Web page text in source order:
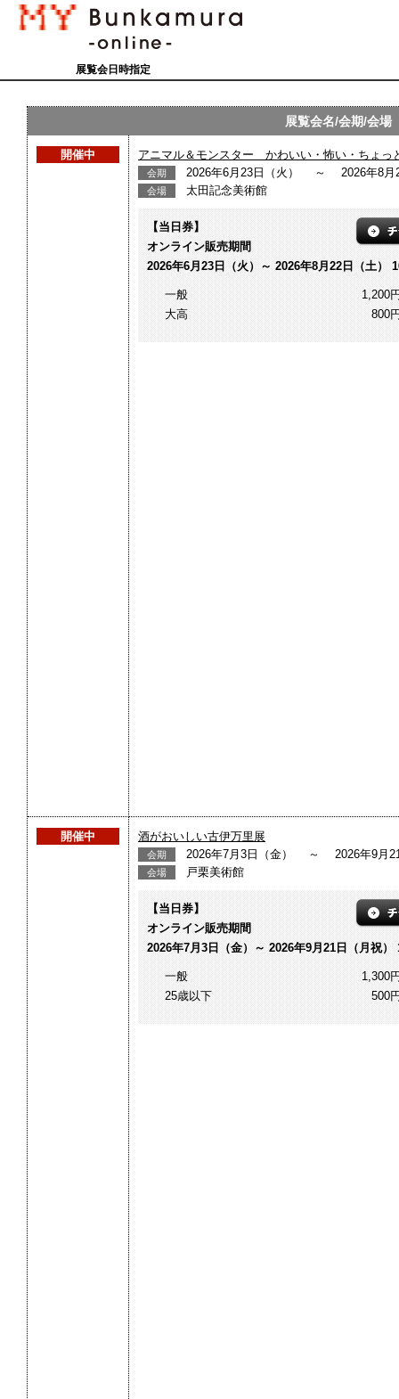
展覧会日時指定
展覧会名/会期/会場
開催中 アニマル＆モンスター かわいい・怖い・ちょっ
会期 2026年6月23日（火） ～ 2026年8月
会場 太田記念美術館
【当日券】
オンライン販売期間
2026年6月23日（火）～ 2026年8月22日（土）
一般
1,200
大高
800
開催中 酒がおいしい古伊万里展
会期 2026年7月3日（金） ～ 2026年9月
会場 戸栗美術館
【当日券】
オンライン販売期間
2026年7月3日（金）～ 2026年9月21日（月祝）
一般
1,300
25歳以下
500